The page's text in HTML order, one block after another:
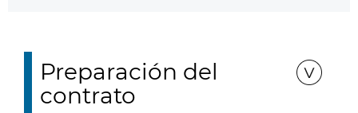
Preparación del
contrato